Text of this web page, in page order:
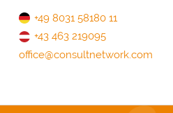
+49 8031 58180 11
+43 463 219095
office@consultnetwork.com